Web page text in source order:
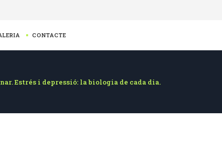
CONTACTE
Estrés i depressió: la biologia de cada dia.